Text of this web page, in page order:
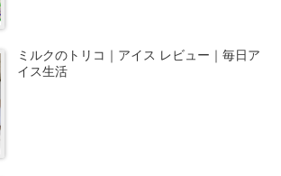
ミルクのトリコ｜アイス レビュー｜毎日ア
イス生活